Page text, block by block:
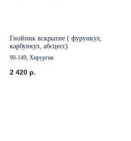
Гнойник вскрытие ( фурункул,
карбункул, абсцесс)
90-149, Хирургия
2 420 р.